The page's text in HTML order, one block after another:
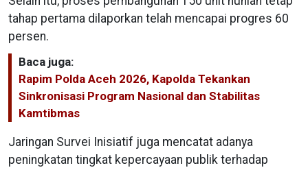
tahap pertama dilaporkan telah mencapai progres 60
persen.
Baca juga:
Rapim Polda Aceh 2026, Kapolda Tekankan
Sinkronisasi Program Nasional dan Stabilitas
Kamtibmas
Jaringan Survei Inisiatif juga mencatat adanya
peningkatan tingkat kepercayaan publik terhadap